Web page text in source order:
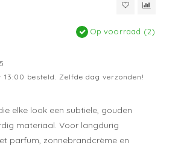
Op voorraad (2)
13:00 besteld. Zelfde dag verzonden!
elke look een subtiele, gouden
materiaal. Voor langdurig
parfum, zonnebrandcrème en